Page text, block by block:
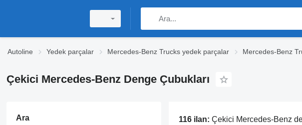
Autoline Yedek parçalar Mercedes-Benz Trucks yedek parçalar Mercedes-Benz
Çekici Mercedes-Benz Denge Çubukları
Ara 116 ilan: Çekici Mercedes-Benz denge